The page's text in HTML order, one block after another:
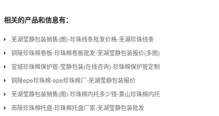
相关的产品和信息有：
芜湖莹静包装销售(图)-珍珠线条批发价格-芜湖珍珠线条
铜陵珍珠棉卷板-珍珠棉卷板批发-芜湖莹静包装报价(多图)
宣城珍珠棉保护管-莹静包装(在线咨询)-珍珠棉保护管定制
铜陵epe珍珠棉-epe珍珠棉厂-芜湖莹静包装报价
芜湖莹静包装销售(图)-珍珠棉内托多少钱-黄山珍珠棉内托
南陵珍珠棉托盘-珍珠棉托盘厂家-芜湖莹静包装批发